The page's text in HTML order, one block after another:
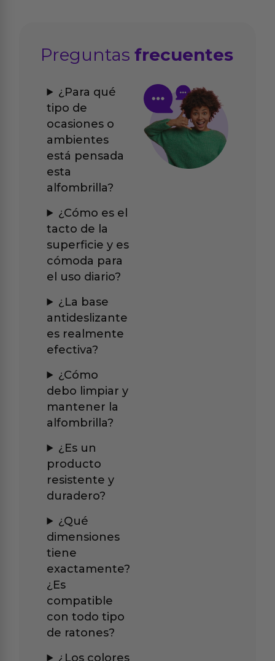
Preguntasfrecuentes
¿Para qué
tipo de
ocasiones o
ambientes
está pensada
esta
alfombrilla?
¿Cómo es el
tacto de la
superficie y es
cómoda para
el uso diario?
¿La base
antideslizante
es realmente
efectiva?
¿Cómo
debo limpiar y
mantener la
alfombrilla?
¿Es un
producto
resistente y
duradero?
¿Qué
dimensiones
tiene
exactamente?
¿Es
compatible
con todo tipo
de ratones?
¿Los colores